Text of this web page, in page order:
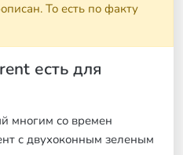
То есть по факту
есть для
многим со времен
с двухоконным зеленым